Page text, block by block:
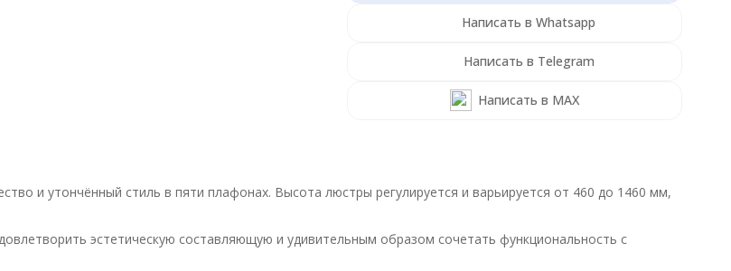
Написать в Whatsapp
Написать в Telegram
Написать в MAX
и утончённый стиль в пяти плафонах. Высота люстры регулируется и варьируется от 460 до 1460 мм,
эстетическую составляющую и удивительным образом сочетать функциональность с